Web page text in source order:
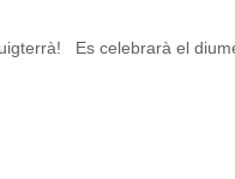
Es celebrarà el